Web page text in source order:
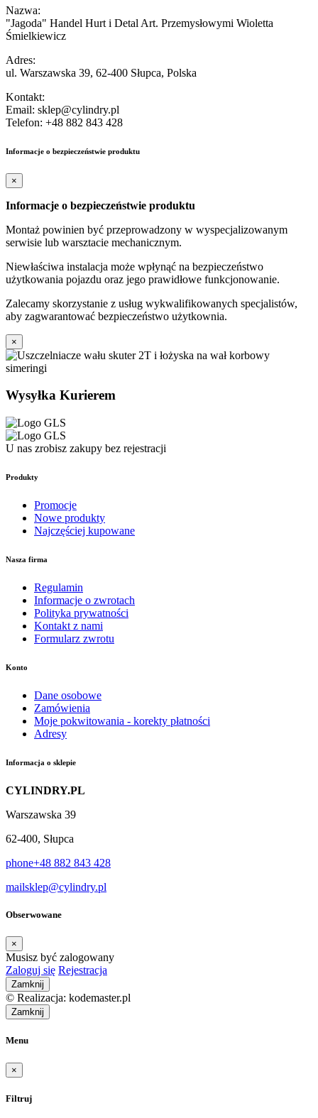
Nazwa:
"Jagoda" Handel Hurt i Detal Art. Przemysłowymi Wioletta
Śmielkiewicz
Adres:
ul. Warszawska 39, 62-400 Słupca, Polska
Kontakt:
Email: sklep@cylindry.pl
Telefon: +48 882 843 428
Informacje o bezpieczeństwie produktu
×
Informacje o bezpieczeństwie produktu
Montaż powinien być przeprowadzony w wyspecjalizowanym
serwisie lub warsztacie mechanicznym.
Niewłaściwa instalacja może wpłynąć na bezpieczeństwo
użytkowania pojazdu oraz jego prawidłowe funkcjonowanie.
Zalecamy skorzystanie z usług wykwalifikowanych specjalistów,
aby zagwarantować bezpieczeństwo użytkownia.
×
Wysyłka Kurierem
U nas zrobisz zakupy bez rejestracji
Produkty
Promocje
Nowe produkty
Najczęściej kupowane
Nasza firma
Regulamin
Informacje o zwrotach
Polityka prywatności
Kontakt z nami
Formularz zwrotu
Konto
Dane osobowe
Zamówienia
Moje pokwitowania - korekty płatności
Adresy
Informacja o sklepie
CYLINDRY.PL
Warszawska 39
62-400, Słupca
phone+48 882 843 428
mailsklep@cylindry.pl
Obserwowane
×
Musisz być zalogowany
Zaloguj się Rejestracja
Zamknij
© Realizacja: kodemaster.pl
Zamknij
Menu
×
Filtruj